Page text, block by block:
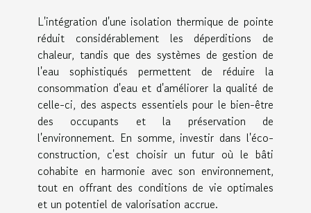
L'intégration d'une isolation thermique de pointe
réduit considérablement les déperditions de
chaleur, tandis que des systèmes de gestion de
l'eau sophistiqués permettent de réduire la
consommation d'eau et d'améliorer la qualité de
celle-ci, des aspects essentiels pour le bien-être
des occupants et la préservation de
l'environnement. En somme, investir dans l'éco-
construction, c'est choisir un futur où le bâti
cohabite en harmonie avec son environnement,
tout en offrant des conditions de vie optimales
et un potentiel de valorisation accrue.